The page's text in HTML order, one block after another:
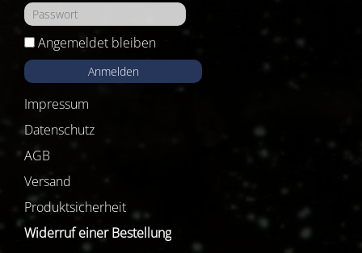
Angemeldet bleiben
Anmelden
Impressum
Datenschutz
AGB
Versand
Produktsicherheit
Widerruf einer Bestellung